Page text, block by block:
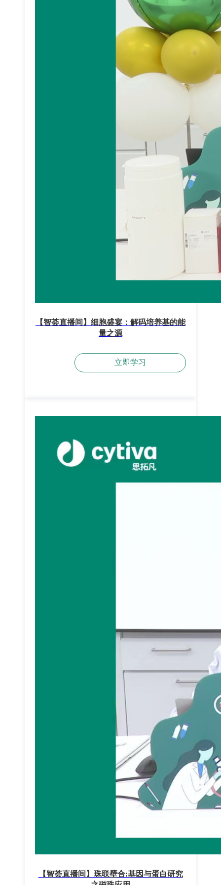
【智荟直播间】细胞盛宴：解码培养基的能
量之源
立即学习
【智荟直播间】珠联壁合:基因与蛋白研究